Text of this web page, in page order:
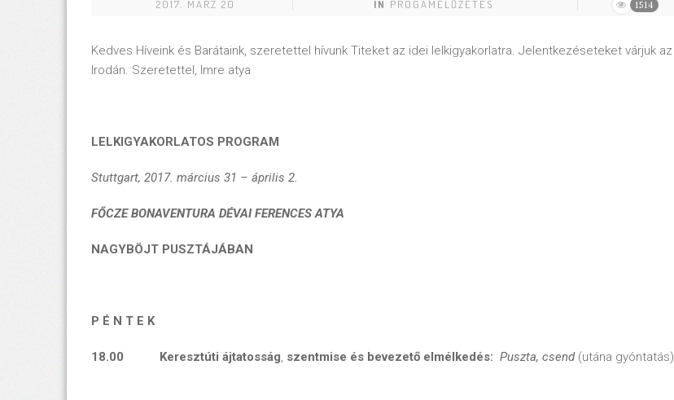
2017. MÄRZ 20 IN PROGAMELŐZETES 1514
Kedves Híveink és Barátaink, szeretettel hívunk Titeket az idei lelkigyakorlatra. Jelentkezéseteket várjuk az
Irodán. Szeretettel, Imre atya
LELKIGYAKORLATOS PROGRAM
Stuttgart, 2017. március 31 – április 2.
FŐCZE BONAVENTURA DÉVAI FERENCES ATYA
NAGYBÖJT PUSZTÁJÁBAN
P É N T E K
18.00 Keresztúti ájtatosság, szentmise és bevezető elmélkedés: Puszta, csend (utána gyóntatás)